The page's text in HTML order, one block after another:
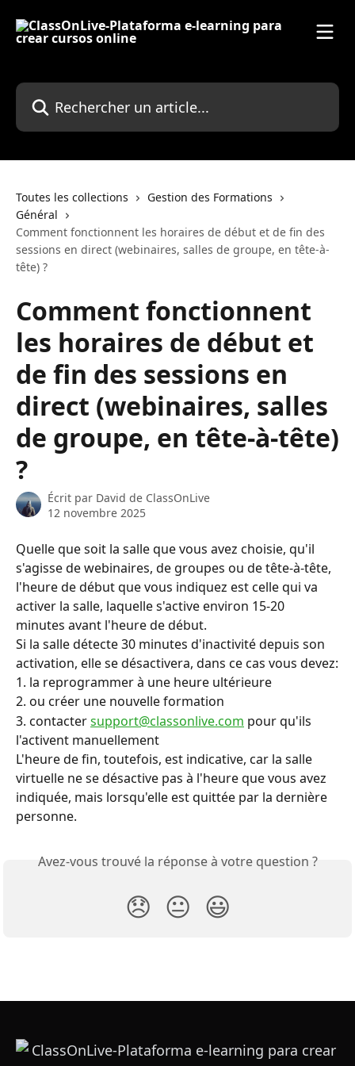
Rechercher un article...
Toutes les collections
Gestion des Formations
Général
Comment fonctionnent les horaires de début et de fin des
sessions en direct (webinaires, salles de groupe, en tête-à-
tête) ?
Comment fonctionnent
les horaires de début et
de fin des sessions en
direct (webinaires, salles
de groupe, en tête-à-tête)
?
Écrit par David de ClassOnLive
12 novembre 2025
Quelle que soit la salle que vous avez choisie, qu'il
s'agisse de webinaires, de groupes ou de tête-à-tête,
l'heure de début que vous indiquez est celle qui va
activer la salle, laquelle s'active environ 15-20
minutes avant l'heure de début.
Si la salle détecte 30 minutes d'inactivité depuis son
activation, elle se désactivera, dans ce cas vous devez:
1. la reprogrammer à une heure ultérieure
2. ou créer une nouvelle formation
3. contacter support@classonlive.com pour qu'ils
l'activent manuellement
L'heure de fin, toutefois, est indicative, car la salle
virtuelle ne se désactive pas à l'heure que vous avez
indiquée, mais lorsqu'elle est quittée par la dernière
personne.
Avez-vous trouvé la réponse à votre question ?
😞 😐 😃